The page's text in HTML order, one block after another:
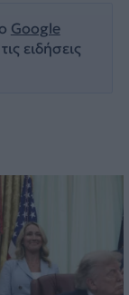
Google
ειδήσεις